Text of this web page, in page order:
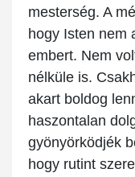
mesterség. A
hogy Isten nem
embert. Nem
nélküle is.
akart boldog
haszontalan
gyönyörködjék
hogy rutint